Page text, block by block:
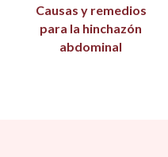
Causas y remedios
para la hinchazón
abdominal